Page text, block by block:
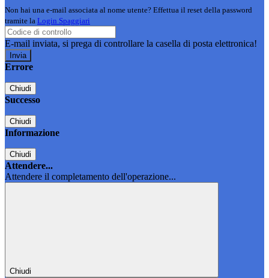
Non hai una e-mail associata al nome utente? Effettua il reset della password
tramite la Login Spaggiari
E-mail inviata, si prega di controllare la casella di posta elettronica!
Errore
Chiudi
Successo
Chiudi
Informazione
Chiudi
Attendere...
Attendere il completamento dell'operazione...
Chiudi